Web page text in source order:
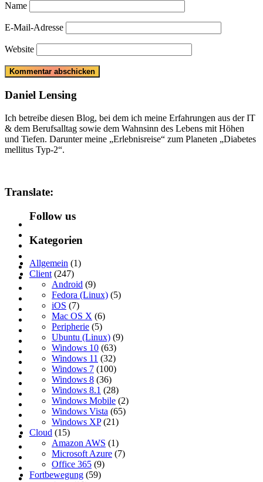
Name
E-Mail-Adresse
Website
Daniel Lensing
Ich betreibe diesen Blog, bei dem ich meine Erfahrungen aus der IT
& dem Berufsalltag sowie dem Wahnsinn des Lebens mit Höhen
und Tiefen. Darunter meine „Erlebnisreise“ zum Planeten „Diabetes
mellitus Typ-2“.
Translate:
Follow us
Kategorien
Allgemein (1)
Client (247)
Android (9)
Fedora (Linux) (5)
iOS (7)
Mac OS X (6)
Peripherie (5)
Ubuntu (Linux) (9)
Windows 10 (63)
Windows 11 (32)
Windows 7 (100)
Windows 8 (36)
Windows 8.1 (28)
Windows Mobile (2)
Windows Vista (65)
Windows XP(21)
Cloud (15)
Amazon AWS (1)
Microsoft Azure (7)
Office 365 (9)
Fortbewegung (59)